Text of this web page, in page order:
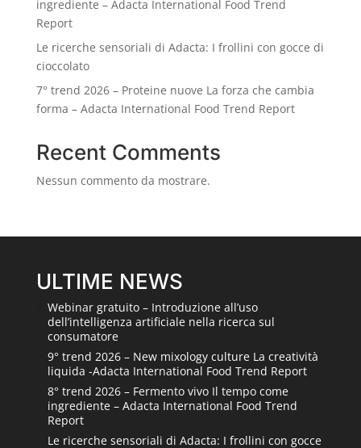
ingrediente – Adacta International Food Trend
Report
Le ricerche sensoriali di Adacta: I frollini con gocce di
cioccolato
7° trend 2026 – Proteine nuove La forza che cambia
forma – Adacta International Food Trend Report
Recent Comments
Nessun commento da mostrare.
ULTIME NEWS
Webinar gratuito – Introduzione all’uso
dell’intelligenza artificiale nella ricerca sul
consumatore
9° trend 2026 – New mixology culture La creatività
liquida -Adacta International Food Trend Report
8° trend 2026 – Fermento vivo Il tempo come
ingrediente – Adacta International Food Trend
Report
Le ricerche sensoriali di Adacta: I frollini con gocce